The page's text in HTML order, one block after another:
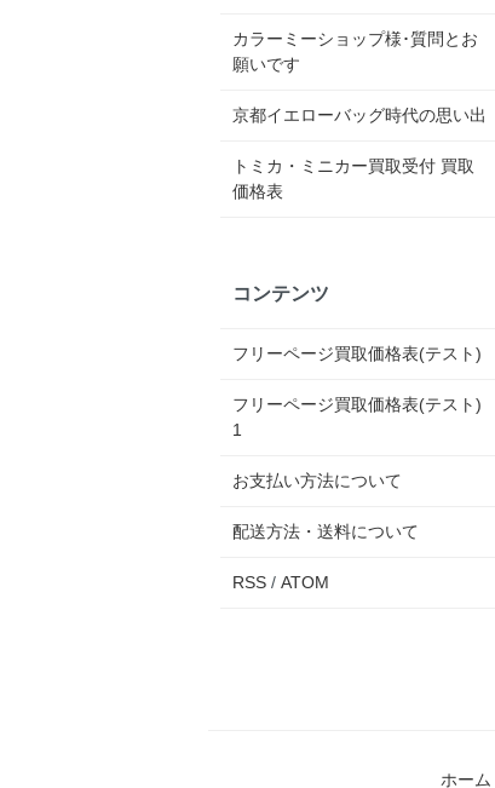
カラーミーショップ様･質問とお
願いです
京都イエローバッグ時代の思い出
トミカ・ミニカー買取受付 買取
価格表
コンテンツ
フリーページ買取価格表(テスト)
フリーページ買取価格表(テスト)
1
お支払い方法について
配送方法・送料について
RSS / ATOM
ホーム